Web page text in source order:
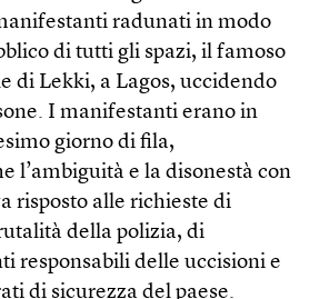
radunati in modo
di tutti gli spazi, il famoso
di Lekki, a Lagos, uccidendo
I manifestanti erano in
giorno di fila,
l’ambiguità e la disonestà con
risposto alle richieste di
della polizia, di
responsabili delle uccisioni e
di sicurezza del paese.